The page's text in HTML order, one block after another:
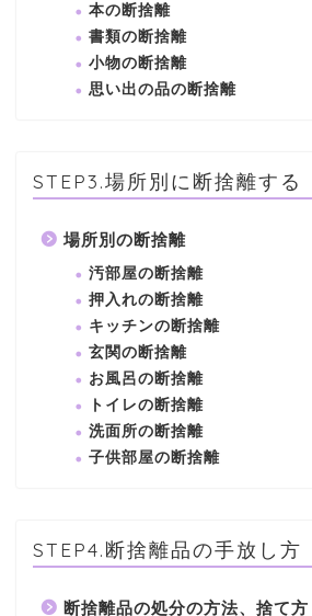
本の断捨離
書類の断捨離
小物の断捨離
思い出の品の断捨離
STEP3.場所別に断捨離する
場所別の断捨離
汚部屋の断捨離
押入れの断捨離
キッチンの断捨離
玄関の断捨離
お風呂の断捨離
トイレの断捨離
洗面所の断捨離
子供部屋の断捨離
STEP4.断捨離品の手放し方
断捨離品の処分の方法、捨て方